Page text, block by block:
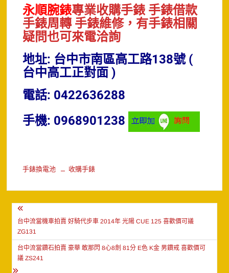
永順腕錶專業收購手錶 手錶借款
手錶周轉 手錶維修，有手錶相關
疑問也可來電洽詢
地址: 台中市南區高工路138號 (
台中高工正對面 )
電話: 0422636288
手機: 0968901238
手錶換電池 收購手錶
文
章
導
覽
台中流當機車拍賣 好騎代步車 2014年 光陽 CUE 125 喜歡價可議
ZG131
台中流當鑽石拍賣 豪華 敢那閃 8心8劍 81分 E色 K金 男鑽戒 喜歡價可
議 ZS241